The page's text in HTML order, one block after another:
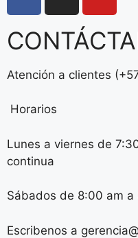
Atención a clientes
Horarios
Lunes a viernes de
continua
Sábados de 8:00 am a
Escribenos a